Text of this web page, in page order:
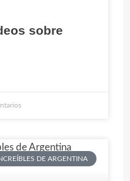
sobre
DE ARGENTINA